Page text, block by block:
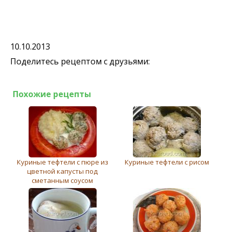
10.10.2013
Поделитесь рецептом с друзьями:
Похожие рецепты
Куриные тефтели с пюре из
цветной капусты под
сметанным соусом
Куриные тефтели с рисом